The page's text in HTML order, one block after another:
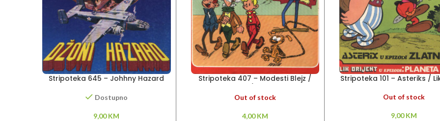
Stripoteka 645 – Johhny Hazard
Dostupno
9,00KM
Stripoteka 407 – Modesti Blejz /
Out of stock
4,00KM
Stripoteka 101 – Asteriks /
Out of stock
9,00KM